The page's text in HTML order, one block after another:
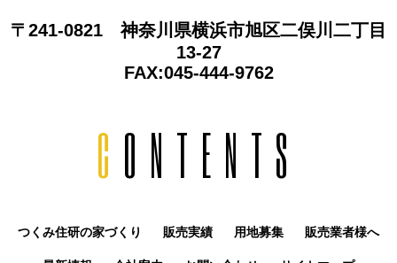
〒241-0821 神奈川県横浜市旭区二俣川二丁目
13-27
FAX:045-444-9762
C ONTENTS
つくみ住研の家づくり 販売実績 用地募集 販売業者様へ